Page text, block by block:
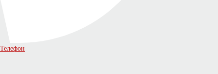
Телефон